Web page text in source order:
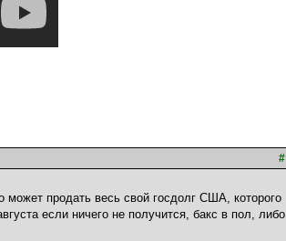
#
может продать весь свой госдолг США, которого
если ничего не получится, бакс в пол, либо